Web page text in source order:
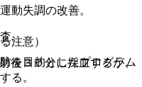
注意）
動失調の改善。
。
後３０分に採血するが、
る。
を目的としたプログラム